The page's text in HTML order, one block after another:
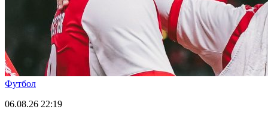
Футбол
06.08.26 22:19